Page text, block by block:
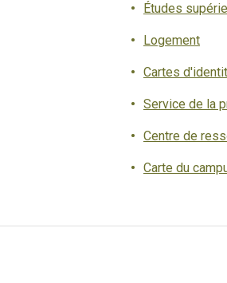
Études
Logement
Cartes
Service de la
Centre de
Carte du